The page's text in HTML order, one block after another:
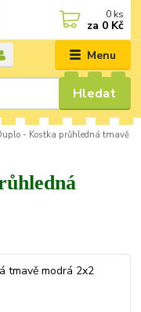
Menu
Hledat
0 ks
za 0 Kč
- Kostka průhledná tmavě